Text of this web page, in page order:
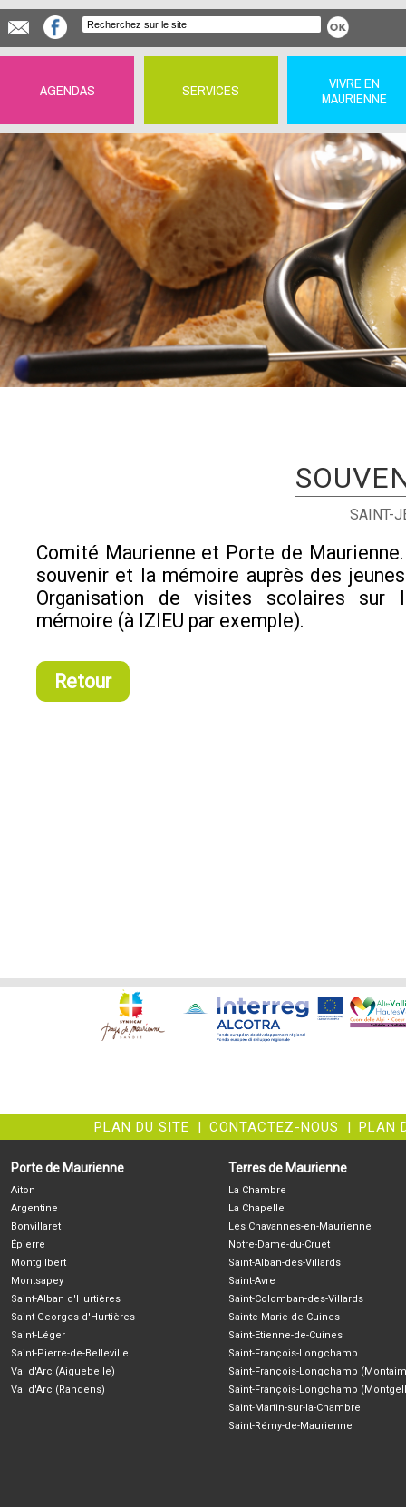
AGENDAS SERVICES
VIVRE EN
MAURIENNE
SAINT-
Comité Maurienne et Porte de
souvenir et la mémoire auprès des
Organisation de visites scolaires sur
mémoire (à IZIEU par exemple).
Retour
PLAN DU SITE | CONTACTEZ-NOUS | PLAN
Porte de Maurienne
Aiton
Argentine
Bonvillaret
Épierre
Montgilbert
Montsapey
Saint-Alban d'Hurtières
Saint-Georges d'Hurtières
Saint-Léger
Saint-Pierre-de-Belleville
Val d'Arc (Aiguebelle)
Val d'Arc (Randens)
Terres de Maurienne
La Chambre
La Chapelle
Les Chavannes-en-Maurienne
Notre-Dame-du-Cruet
Saint-Alban-des-Villards
Saint-Avre
Saint-Colomban-des-Villards
Sainte-Marie-de-Cuines
Saint-Etienne-de-Cuines
Saint-François-Longchamp
Saint-François-Longchamp
Saint-François-Longchamp
Saint-Martin-sur-la-Chambre
Saint-Rémy-de-Maurienne